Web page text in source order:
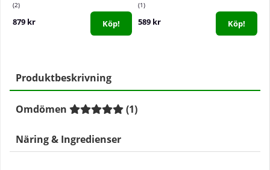
2
879 kr Köp!
1
589 kr Köp!
Produktbeskrivning
Omdömen (1)
Näring & Ingredienser